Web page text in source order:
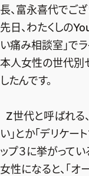
定期購読
デジタル版
購入
売れ筋ランキング
エクラ掲載品
長、富永喜代でござ
先日、わたくしの
い痛み相談室」でラ
本人女性の世代別
したんです。
Z世代と呼ばれる
い」とか「デリケー
ップ３に挙がって
女性になると、「オ